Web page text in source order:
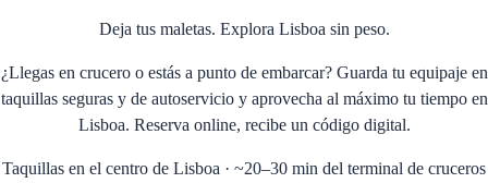
Deja tus maletas. Explora Lisboa sin peso.
¿Llegas en crucero o estás a punto de embarcar? Guarda tu equipaje en
taquillas seguras y de autoservicio y aprovecha al máximo tu tiempo en
Lisboa. Reserva online, recibe un código digital.
Taquillas en el centro de Lisboa · ~20–30 min del terminal de cruceros